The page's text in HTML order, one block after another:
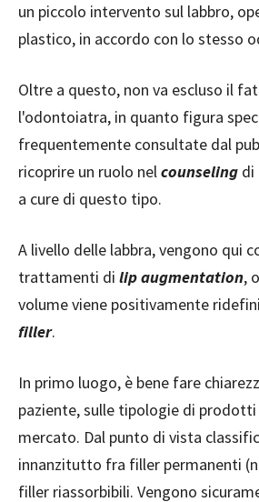
un piccolo intervento sul labbro,
plastico, in accordo con lo stesso
Oltre a questo, non va escluso il
l'odontoiatra, in quanto figura
frequentemente consultate dal
ricoprire un ruolo nelcounseling di
a cure di questo tipo.
A livello delle labbra, vengono qui
trattamenti di lipaugmentation,
volume viene positivamente
filler.
In primo luogo, è bene fare
paziente, sulle tipologie di
mercato. Dal punto di vista
innanzitutto fra filler permanenti
filler riassorbibili. Vengono